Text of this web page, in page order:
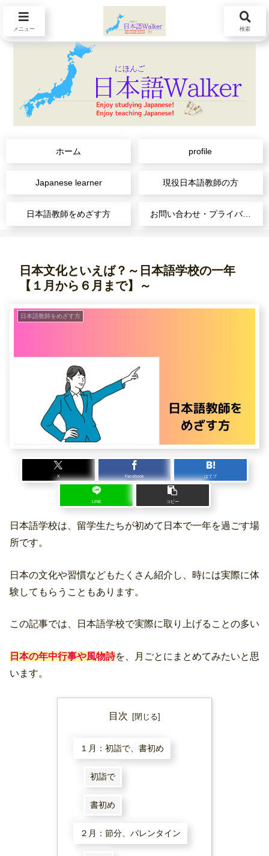
ホーム profile
Japanese learner 現役日本語教師の方
日本語教師をめざす方 お問い合わせ・プライバシーポリシー
日本文化といえば？～日本語学校の一年
【１月から６月まで】～
日本語教師をめざす方
X Facebook はてブ
LINE コピー
日本語学校は、留学生たちが初めて日本で一年を過ごす場
所です。
日本の文化や習慣などもたくさん紹介し、時には実際に体
験してもらうこともあります。
この記事では、日本語学校で実際に取り上げることの多い
日本の年中行事や風物詩を、月ごとにまとめてみたいと思
います。
目次
１月：初詣で、書初め
初詣で
書初め
２月：節分、バレンタイン
メニュー 検索